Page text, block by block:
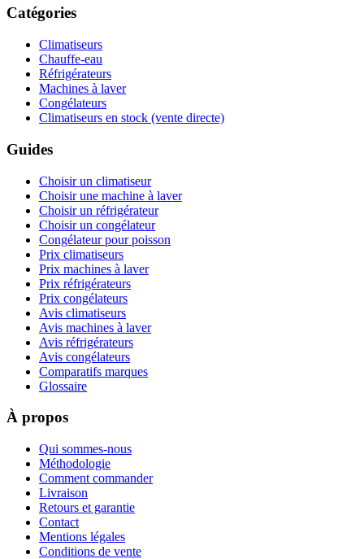
Catégories
Climatiseurs
Chauffe-eau
Réfrigérateurs
Machines à laver
Congélateurs
Climatiseurs en stock (vente directe)
Guides
Choisir un climatiseur
Choisir une machine à laver
Choisir un réfrigérateur
Choisir un congélateur
Congélateur pour poisson
Prix climatiseurs
Prix machines à laver
Prix réfrigérateurs
Prix congélateurs
Avis climatiseurs
Avis machines à laver
Avis réfrigérateurs
Avis congélateurs
Comparatifs marques
Glossaire
À propos
Qui sommes-nous
Méthodologie
Comment commander
Livraison
Retours et garantie
Contact
Mentions légales
Conditions de vente